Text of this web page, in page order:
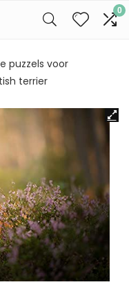
0
puzzels voor
terrier